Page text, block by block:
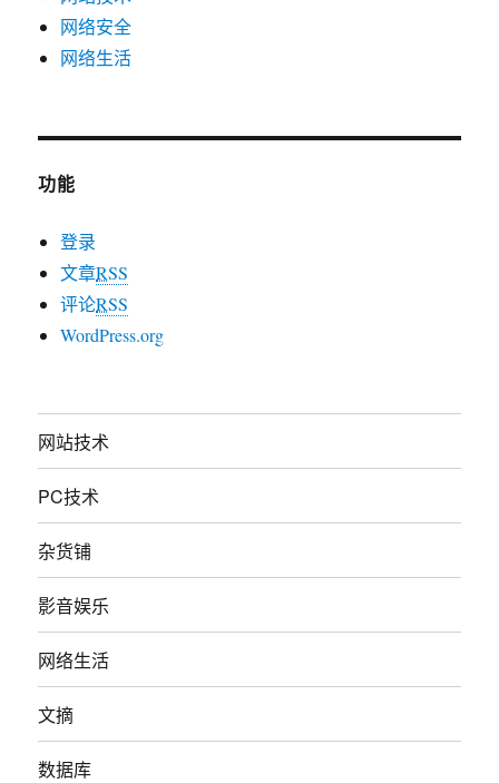
网络安全
网络生活
功能
登录
文章RSS
评论RSS
WordPress.org
网站技术
PC技术
杂货铺
影音娱乐
网络生活
文摘
数据库